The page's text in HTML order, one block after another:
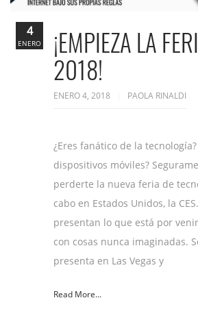
¡EMPIEZA LA
2018!
ENERO 4, 2018 PAOLA RINALDI
¿Eres fanático de la
dispositivos móviles?
perderte la nueva feria de
cabo en Estados Unidos, la
presentan lo que está por
con cosas nunca imaginadas.
presenta en Las Vegas y
Read More...
4
ENERO